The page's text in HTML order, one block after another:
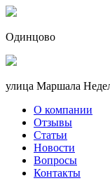
Одинцово
улица Маршала
О компании
Отзывы
Статьи
Новости
Вопросы
Контакты